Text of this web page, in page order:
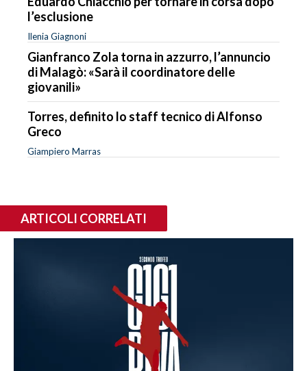
l’esclusione
Ilenia Giagnoni
Gianfranco Zola torna in azzurro, l’annuncio
di Malagò: «Sarà il coordinatore delle
giovanili»
Torres, definito lo staff tecnico di Alfonso
Greco
Giampiero Marras
ARTICOLI CORRELATI